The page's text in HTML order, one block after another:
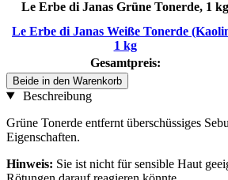
Le Erbe di Janas Grüne Tonerde, 1 kg
Le Erbe di Janas Weiße Tonerde
1 kg
Gesamtpreis:
Beide in den Warenkorb
Beschreibung
Grüne Tonerde entfernt überschüssiges
Eigenschaften.
Hinweis: Sie ist nicht für sensible Haut